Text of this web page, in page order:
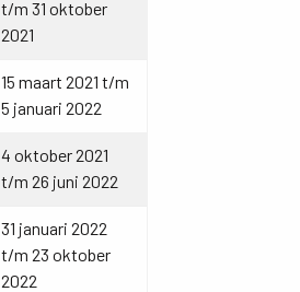
t/m 31 oktober
2021
15 maart 2021 t/m
5 januari 2022
4 oktober 2021
t/m 26 juni 2022
31 januari 2022
t/m 23 oktober
2022